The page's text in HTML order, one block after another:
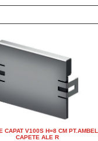
CAPAT V100S H=8 CM
CAPETE ALE R